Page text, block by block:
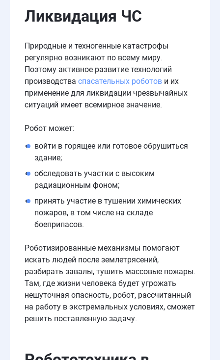
Ликвидация ЧС
Природные и техногенные катастрофы
регулярно возникают по всему миру.
Поэтому активное развитие технологий
производства спасательных роботов и их
применение для ликвидации чрезвычайных
ситуаций имеет всемирное значение.
Робот может:
войти в горящее или готовое обрушиться
здание;
обследовать участки с высоким
радиационным фоном;
принять участие в тушении химических
пожаров, в том числе на складе
боеприпасов.
Роботизированные механизмы помогают
искать людей после землетрясений,
разбирать завалы, тушить массовые пожары.
Там, где жизни человека будет угрожать
нешуточная опасность, робот, рассчитанный
на работу в экстремальных условиях, сможет
решить поставленную задачу.